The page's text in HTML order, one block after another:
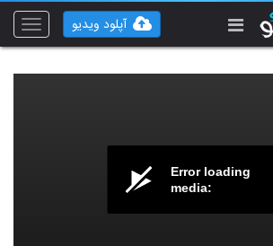
Toggle
آپلود ویدیو
Error loading
media: